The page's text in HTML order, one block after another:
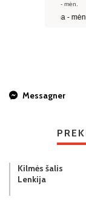
Messagner
Kilmės šalis
Lenkija